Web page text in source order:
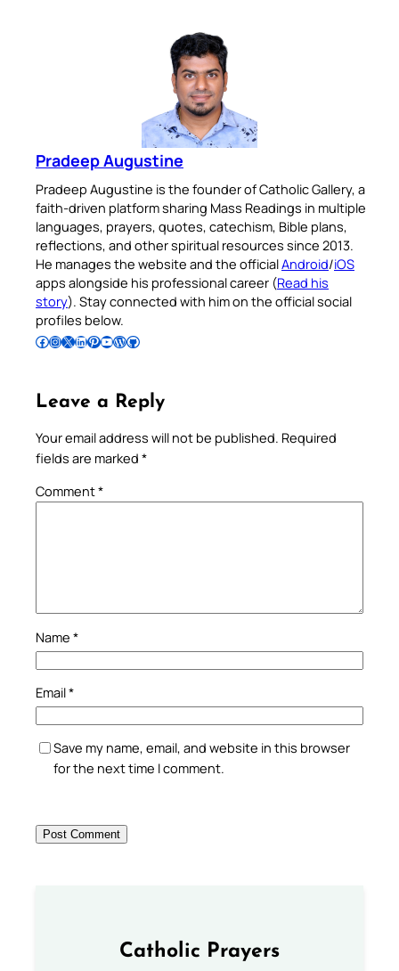
Pradeep Augustine
Pradeep Augustine is the founder of Catholic Gallery, a
faith-driven platform sharing Mass Readings in multiple
languages, prayers, quotes, catechism, Bible plans,
reflections, and other spiritual resources since 2013.
He manages the website and the officialAndroid/iOS
apps alongside his professional career (Read his
story). Stay connected with him on the official social
profiles below.
Follow Pradeep on Facebook Follow Pradeep on InstagramFollow Pradeep on X Follow Pradeep on LinkedIn Follow Pradeep on Pinterest Subscribe to Pradeep’s Youtube Channel Follow Pradeep on WordPress Follow Pradeep on GitHub
Leave a Reply
Your email address will not be published. Required
fields are marked *
Comment*
Name *
Email*
Save my name, email, and website in this browser
for the next time I comment.
Catholic Prayers